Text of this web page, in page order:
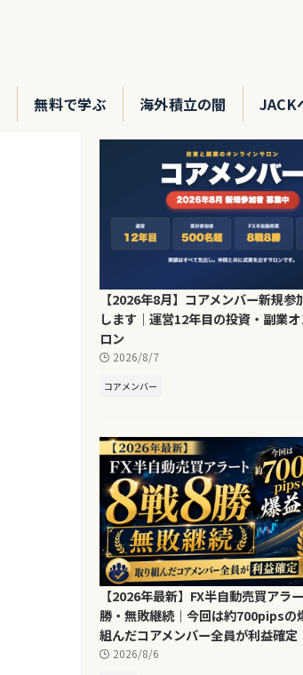
無料で学ぶ 海外積立の闇 JACK
【2026年8月】コアメンバー新規参
します｜運営12年目の投資・副業
ロン
2026/8/7
コアメンバー
【2026年最新】FX半自動売買アラ
勝・無敗継続｜今回は約700pipsの
組んだコアメンバー全員が利益確定
2026/8/6